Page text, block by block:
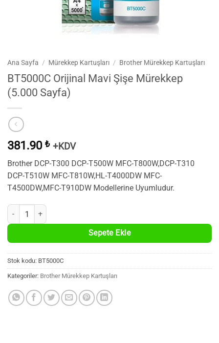
Ana Sayfa / Mürekkep Kartuşları / Brother Mürekkep Kartuşları
BT5000C Orijinal Mavi Şişe Mürekkep
(5.000 Sayfa)
381.90 ₺ +KDV
Brother DCP-T300 DCP-T500W MFC-T800W,DCP-T310
DCP-T510W MFC-T810W,HL-T4000DW MFC-
T4500DW,MFC-T910DW Modellerine Uyumludur.
BT5000C Orijinal Mavi Şişe Mürekkep (5.000 Sayfa) adet
Sepete Ekle
Stok kodu: BT5000C
Kategoriler: Brother Mürekkep Kartuşları